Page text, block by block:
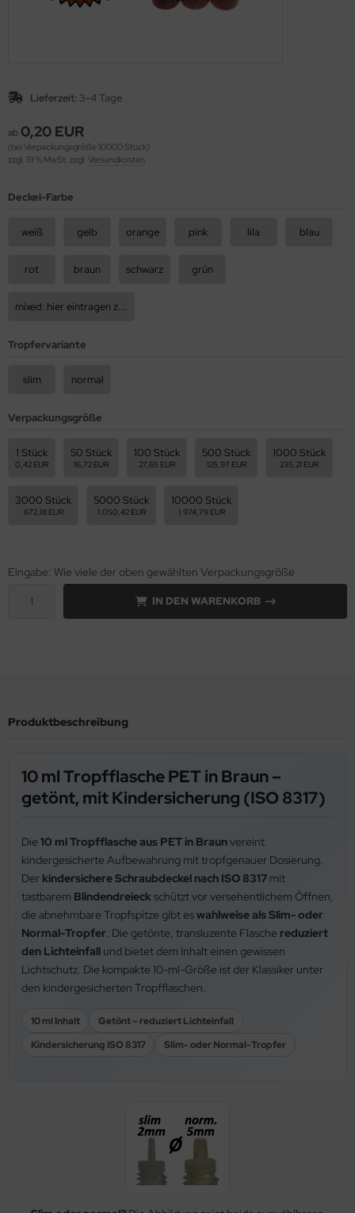
Lieferzeit: 3-4 Tage
ab 0,20 EUR
(bei Verpackungsgröße 10000 Stück)
zzgl. 19 % MwSt. zzgl. Versandkosten
Deckel-Farbe
weiß gelb orange pink lila blau
rot braun schwarz grün
mixed: hier eintragen z.B 50rot, 50blau, usw.
Tropfervariante
slim normal
Verpackungsgröße
1 Stück
0,42 EUR
50 Stück
16,72 EUR
100 Stück
27,65 EUR
500 Stück
125,97 EUR
1000 Stück
235,21 EUR
3000 Stück
672,18 EUR
5000 Stück
1.050,42 EUR
10000 Stück
1.974,79 EUR
Eingabe: Wie viele der oben gewählten Verpackungsgröße
IN DEN WARENKORB
Produktbeschreibung
10 ml Tropfflasche PET in Braun –
getönt, mit Kindersicherung (ISO 8317)
Die 10 ml Tropfflasche aus PET in Braunvereint
kindergesicherte Aufbewahrung mit tropfgenauer Dosierung.
Der kindersichere Schraubdeckel nach ISO 8317 mit
tastbarem Blindendreieckschützt vor versehentlichem Öffnen,
die abnehmbare Tropfspitze gibt eswahlweise als Slim- oder
Normal-Tropfer. Die getönte, transluzente Flasche reduziert
den Lichteinfall und bietet dem Inhalt einen gewissen
Lichtschutz. Die kompakte 10-ml-Größe ist der Klassiker unter
den kindergesicherten Tropfflaschen.
10 ml Inhalt
Getönt – reduziert Lichteinfall
Kindersicherung ISO 8317
Slim- oder Normal-Tropfer